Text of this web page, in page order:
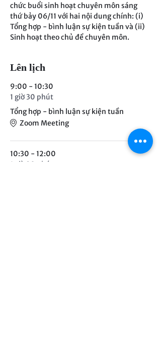
chức buổi sinh hoạt chuyên môn sáng
thứ bảy 06/11 với hai nội dung chính: (i)
Tổng hợp - bình luận sự kiện tuần và (ii)
Sinh hoạt theo chủ đề chuyên môn.
Lên lịch
9:00 - 10:30
1 giờ 30 phút
Tổng hợp - bình luận sự kiện tuần
Zoom Meeting
10:30 - 12:00
1 giờ 30 phút